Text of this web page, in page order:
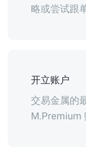
略或尝试跟
开立账户
交易金属的
M.Premium